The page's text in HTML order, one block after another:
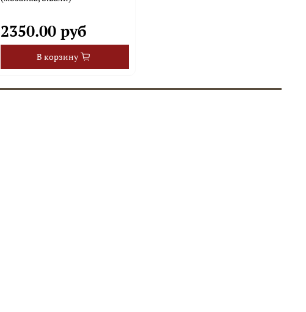
2350.00 руб
В корзину